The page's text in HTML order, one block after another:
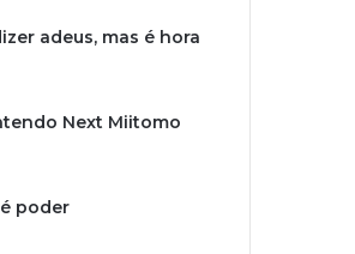
adeus, mas é hora
Next Miitomo
poder